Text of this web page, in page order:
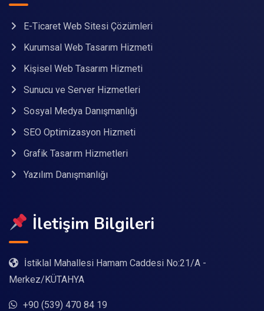
E-Ticaret Web Sitesi Çözümleri
Kurumsal Web Tasarım Hizmeti
Kişisel Web Tasarım Hizmeti
Sunucu ve Server Hizmetleri
Sosyal Medya Danışmanlığı
SEO Optimizasyon Hizmeti
Grafik Tasarım Hizmetleri
Yazılım Danışmanlığı
İletişim Bilgileri
İstiklal Mahallesi Hamam Caddesi No:21/A -
Merkez/KÜTAHYA
+90 (539) 470 84 19